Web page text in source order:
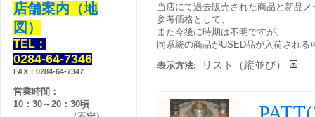
当店にて過去販売された商品と新品
参考価格として、
また今後に時期は不明ですが、
同系統の商品がUSED品が入荷される
表示方法:
リスト（縦並び）
店舗案内（地
図）
TEL：
0284-64-7346
FAX：0284-64-7347
営業時間：
10：30～20：30頃